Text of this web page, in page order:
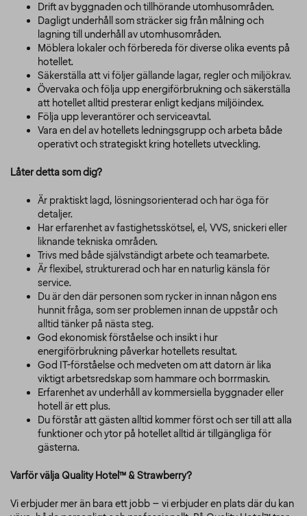
Drift av byggnaden och tillhörande utomhusområden.
Dagligt underhåll som sträcker sig från målning och
lagning till underhåll av utomhusområden.
Möblera lokaler och förbereda för diverse olika events på
hotellet.
Säkerställa att vi följer gällande lagar, regler och miljökrav.
Övervaka och följa upp energiförbrukning och säkerställa
att hotellet alltid presterar enligt kedjans miljöindex.
Följa upp leverantörer och serviceavtal.
Vara en del av hotellets ledningsgrupp och arbeta både
operativt och strategiskt kring hotellets utveckling.
Låter detta som dig?
Är praktiskt lagd, lösningsorienterad och har öga för
detaljer.
Har erfarenhet av fastighetsskötsel, el, VVS, snickeri eller
liknande tekniska områden.
Trivs med både självständigt arbete och teamarbete.
Är flexibel, strukturerad och har en naturlig känsla för
service.
Du är den där personen som rycker in innan någon ens
hunnit fråga, som ser problemen innan de uppstår och
alltid tänker på nästa steg.
God ekonomisk förståelse och insikt i hur
energiförbrukning påverkar hotellets resultat.
God IT-förståelse och medveten om att datorn är lika
viktigt arbetsredskap som hammare och borrmaskin.
Erfarenhet av underhåll av kommersiella byggnader eller
hotell är ett plus.
Du förstår att gästen alltid kommer först och ser till att alla
funktioner och ytor på hotellet alltid är tillgängliga för
gästerna.
Varför välja Quality Hotel™ & Strawberry?
Vi erbjuder mer än bara ett jobb – vi erbjuder en plats där du kan